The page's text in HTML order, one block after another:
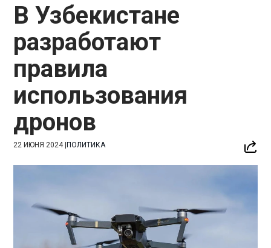
В Узбекистане
разработают
правила
использования
дронов
22 ИЮНЯ 2024|ПОЛИТИКА